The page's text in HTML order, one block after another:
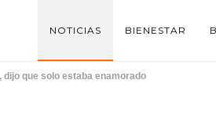
NOTICIAS BIENESTAR
que solo estaba enamorado